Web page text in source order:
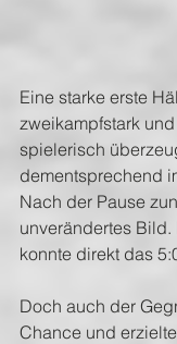
Eine starke erste
zweikampfstark
spielerisch
dementsprechend
Nach der Pause
unverändertes
konnte direkt das
Doch auch der
Chance und